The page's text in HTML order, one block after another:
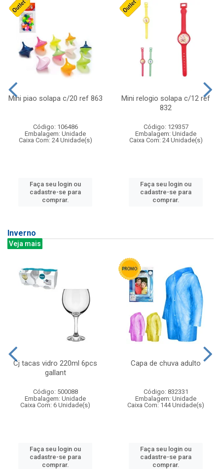
Mini piao solapa c/20 ref 863
Código: 106486
Embalagem: Unidade
Caixa Com: 24 Unidade(s)
Faça seu login ou
cadastre-se para
comprar.
Mini relogio solapa c/12 ref
832
Código: 129357
Embalagem: Unidade
Caixa Com: 24 Unidade(s)
Faça seu login ou
cadastre-se para
comprar.
Inverno
Veja mais
Cj tacas vidro 220ml 6pcs
gallant
Código: 500088
Embalagem: Unidade
Caixa Com: 6 Unidade(s)
Faça seu login ou
cadastre-se para
comprar.
Capa de chuva adulto
Código: 832331
Embalagem: Unidade
Caixa Com: 144 Unidade(s)
Faça seu login ou
cadastre-se para
comprar.